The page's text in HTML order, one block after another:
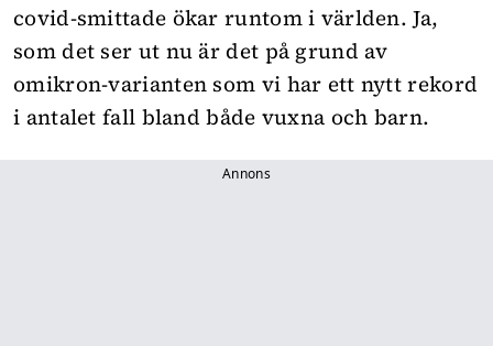
covid-smittade ökar runtom i världen. Ja,
som det ser ut nu är det på grund av
omikron-varianten som vi har ett nytt rekord
i antalet fall bland både vuxna och barn.
Annons